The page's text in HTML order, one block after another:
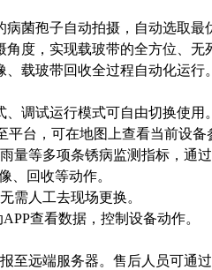
菌孢子自动拍摄，自动选取最
度，实现载玻带的全方位、无
载玻带回收全过程自动化运行。
调试运行模式可自由切换使用。
台，可在地图上查看当前设备
量等多项条锈病监测指标，通
、回收等动作。
需人工去现场更换。
查看数据，控制设备动作。
至远端服务器。售后人员可通